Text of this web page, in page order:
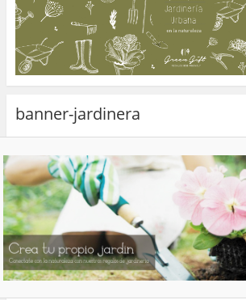
banner-jardinera